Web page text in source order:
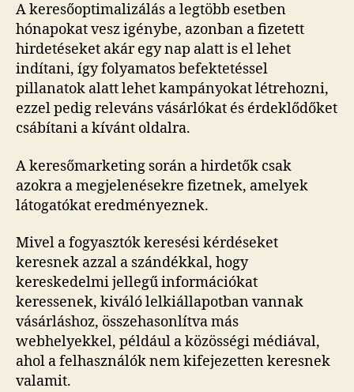
A keresőoptimalizálás a legtöbb esetben
hónapokat vesz igénybe, azonban a fizetett
hirdetéseket akár egy nap alatt is el lehet
indítani, így folyamatos befektetéssel
pillanatok alatt lehet kampányokat létrehozni,
ezzel pedig releváns vásárlókat és érdeklődőket
csábítani a kívánt oldalra.
A keresőmarketing során a hirdetők csak
azokra a megjelenésekre fizetnek, amelyek
látogatókat eredményeznek.
Mivel a fogyasztók keresési kérdéseket
keresnek azzal a szándékkal, hogy
kereskedelmi jellegű információkat
keressenek, kiváló lelkiállapotban vannak
vásárláshoz, összehasonlítva más
webhelyekkel, például a közösségi médiával,
ahol a felhasználók nem kifejezetten keresnek
valamit.